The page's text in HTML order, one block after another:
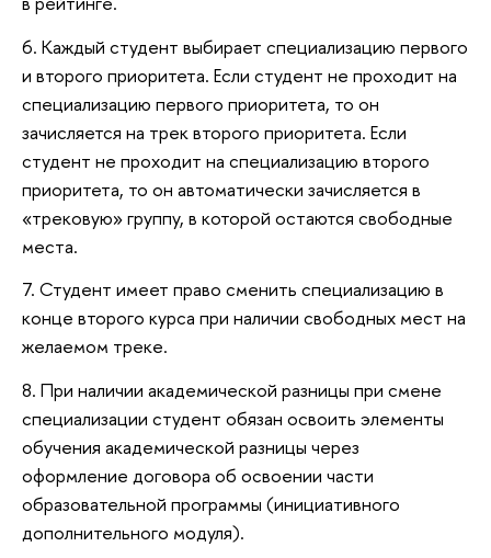
6. Каждый студент выбирает специализацию первого
и второго приоритета. Если студент не проходит на
специализацию первого приоритета, то он
зачисляется на трек второго приоритета. Если
студент не проходит на специализацию второго
приоритета, то он автоматически зачисляется в
«трековую» группу, в которой остаются свободные
места.
7. Студент имеет право сменить специализацию в
конце второго курса при наличии свободных мест на
желаемом треке.
8. При наличии академической разницы при смене
специализации студент обязан освоить элементы
обучения академической разницы через
оформление договора об освоении части
образовательной программы (инициативного
дополнительного модуля).